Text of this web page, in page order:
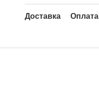
Доставка Оплата